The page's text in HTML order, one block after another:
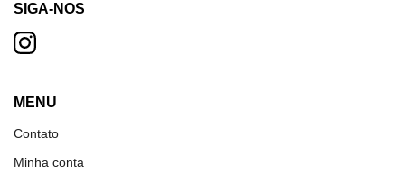
SIGA-NOS
MENU
Contato
Minha conta